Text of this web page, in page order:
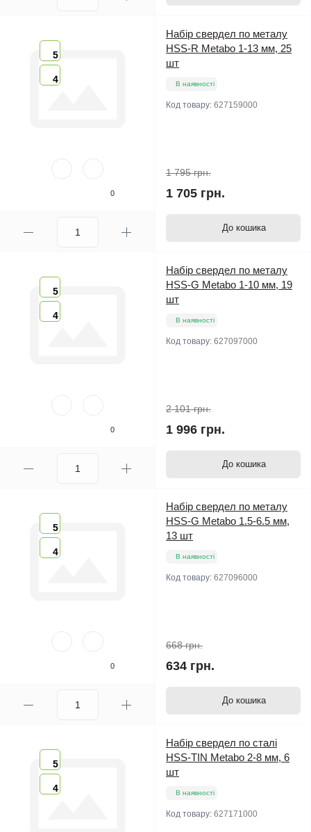
5
4
0
Набір свердел по металу
HSS-R Metabo 1-13 мм, 25
шт
В наявності
Код товару: 627159000
1 795 грн.
1 705 грн.
До кошика
5
4
0
Набір свердел по металу
HSS-G Metabo 1-10 мм, 19
шт
В наявності
Код товару: 627097000
2 101 грн.
1 996 грн.
До кошика
5
4
0
Набір свердел по металу
HSS-G Metabo 1.5-6.5 мм,
13 шт
В наявності
Код товару: 627096000
668 грн.
634 грн.
До кошика
5
4
Набір свердел по сталі
HSS-TIN Metabo 2-8 мм, 6
шт
В наявності
Код товару: 627171000